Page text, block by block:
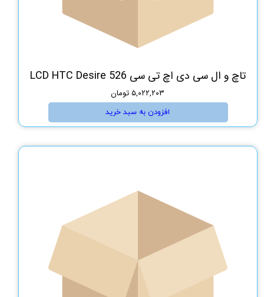
تاچ و ال سی دی اچ تی سی LCD HTC Desire 526
۵,۰۲۲,۲۰۳ تومان
افزودن به سبد خرید